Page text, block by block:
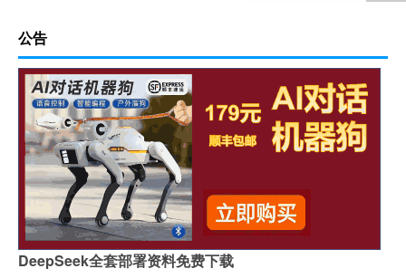
公告
DeepSeek全套部署资料免费下载